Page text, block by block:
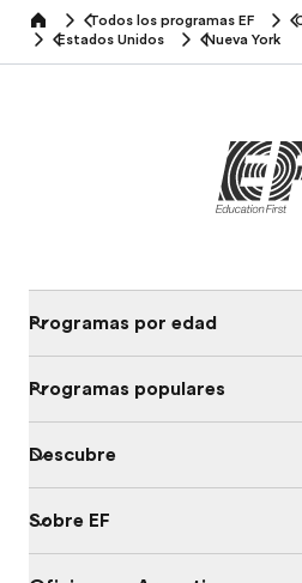
home Todos los programas EF
Estados Unidos
Nueva York
Programas por edad
Programas populares
Descubre
Sobre EF